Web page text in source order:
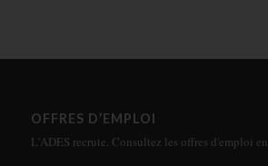
OFFRES D’EMPLOI
L'ADES recrute. Consultez les offres d'emploi en